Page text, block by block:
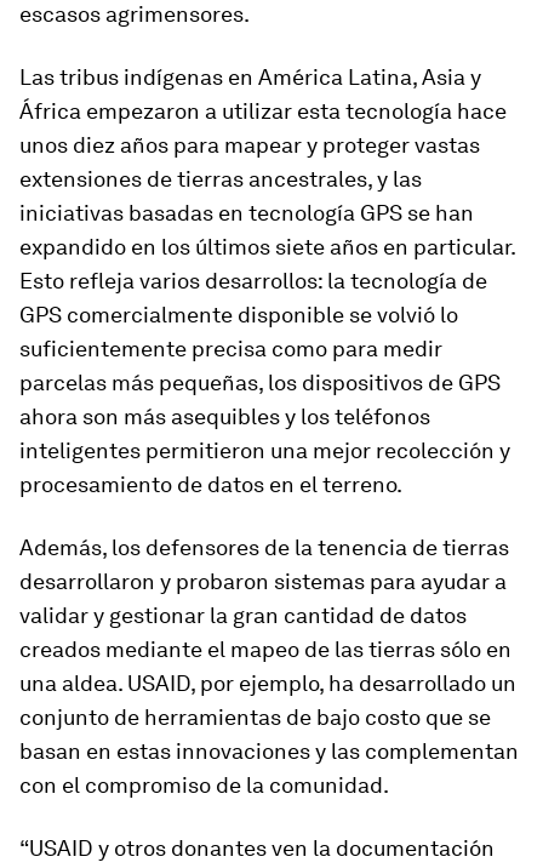
escasos agrimensores.
Las tribus indígenas en América Latina, Asia y
África empezaron a utilizar esta tecnología hace
unos diez años para mapear y proteger vastas
extensiones de tierras ancestrales, y las
iniciativas basadas en tecnología GPS se han
expandido en los últimos siete años en particular.
Esto refleja varios desarrollos: la tecnología de
GPS comercialmente disponible se volvió lo
suficientemente precisa como para medir
parcelas más pequeñas, los dispositivos de GPS
ahora son más asequibles y los teléfonos
inteligentes permitieron una mejor recolección y
procesamiento de datos en el terreno.
Además, los defensores de la tenencia de tierras
desarrollaron y probaron sistemas para ayudar a
validar y gestionar la gran cantidad de datos
creados mediante el mapeo de las tierras sólo en
una aldea. USAID, por ejemplo, ha desarrollado un
conjunto de herramientas de bajo costo que se
basan en estas innovaciones y las complementan
con el compromiso de la comunidad.
“USAID y otros donantes ven la documentación